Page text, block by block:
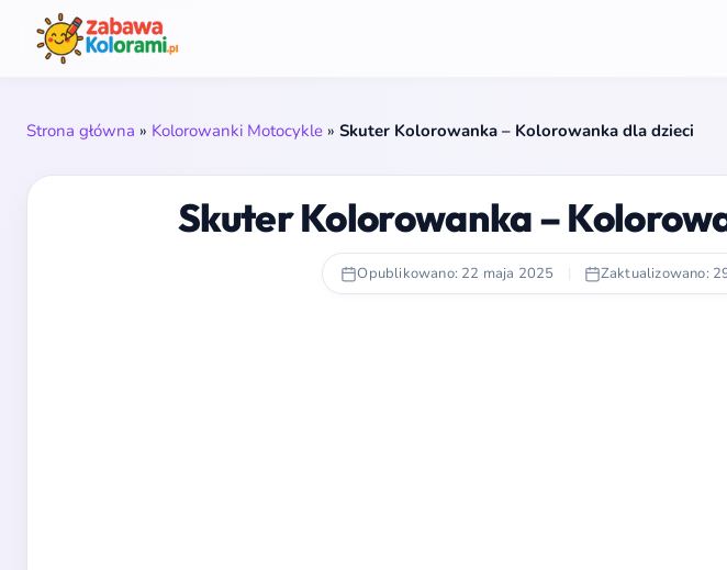
Strona główna » Kolorowanki Motocykle » Skuter Kolorowanka – Kolorowanka dla dzieci
Skuter Kolorowanka –
Opublikowano: 22 maja 2025 | Zaktualizowano: